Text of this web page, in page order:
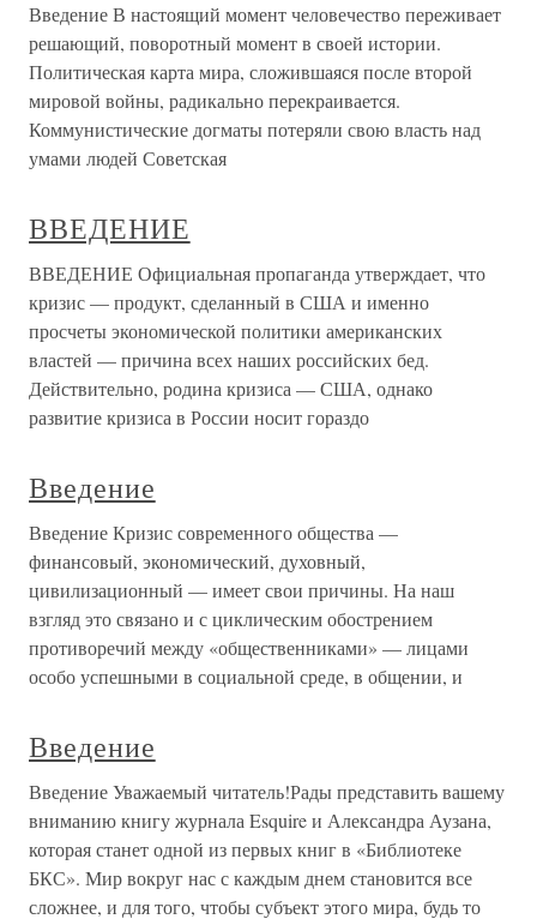
Введение В настоящий момент человечество переживает
решающий, поворотный момент в своей истории.
Политическая карта мира, сложившаяся после второй
мировой войны, радикально перекраивается.
Коммунистические догматы потеряли свою власть над
умами людей Советская
ВВЕДЕНИЕ
ВВЕДЕНИЕ Официальная пропаганда утверждает, что
кризис — продукт, сделанный в США и именно
просчеты экономической политики американских
властей — причина всех наших российских бед.
Действительно, родина кризиса — США, однако
развитие кризиса в России носит гораздо
Введение
Введение Кризис современного общества —
финансовый, экономический, духовный,
цивилизационный — имеет свои причины. На наш
взгляд это связано и с циклическим обострением
противоречий между «общественниками» — лицами
особо успешными в социальной среде, в общении, и
Введение
Введение Уважаемый читатель!Рады представить вашему
вниманию книгу журнала Esquire и Александра Аузана,
которая станет одной из первых книг в «Библиотеке
БКС». Мир вокруг нас с каждым днем становится все
сложнее, и для того, чтобы субъект этого мира, будь то